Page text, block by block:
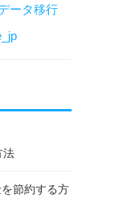
ータ移行
法
節約する方